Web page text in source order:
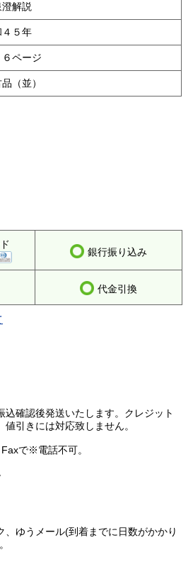
澄解説
４５年
６ページ
（並）
銀行振り込み
代金引換
込確認後発送いたします。クレジット
引きには対応致しません。
で※電話不可。
、ゆうメール(到着までに日数がかかり